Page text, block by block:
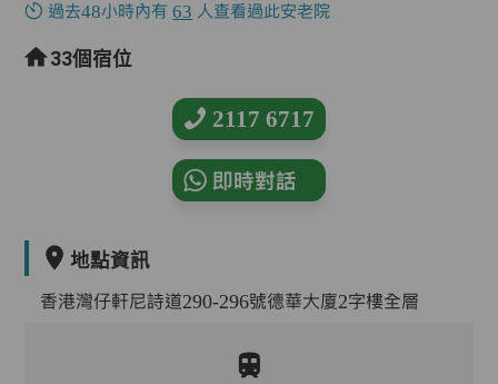
過去48小時內有63 人查看過此安老院
33個宿位
2117 6717
即時對話
地點資訊
香港灣仔軒尼詩道290-296號德華大廈2字樓全層